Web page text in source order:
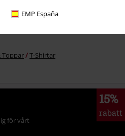
EMP España
Toppar T-Shirtar
15%
rabatt
för vårt